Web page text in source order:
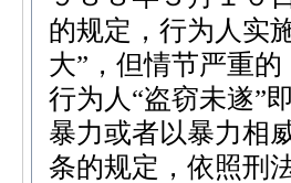
的规定，行为人实
大”，但情节严重
行为人“盗窃未遂”
暴力或者以暴力相
条的规定，依照刑